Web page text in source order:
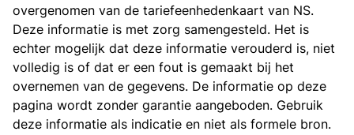
overgenomen van de tariefeenhedenkaart van NS.
Deze informatie is met zorg samengesteld. Het is
echter mogelijk dat deze informatie verouderd is, niet
volledig is of dat er een fout is gemaakt bij het
overnemen van de gegevens. De informatie op deze
pagina wordt zonder garantie aangeboden. Gebruik
deze informatie als indicatie en niet als formele bron.